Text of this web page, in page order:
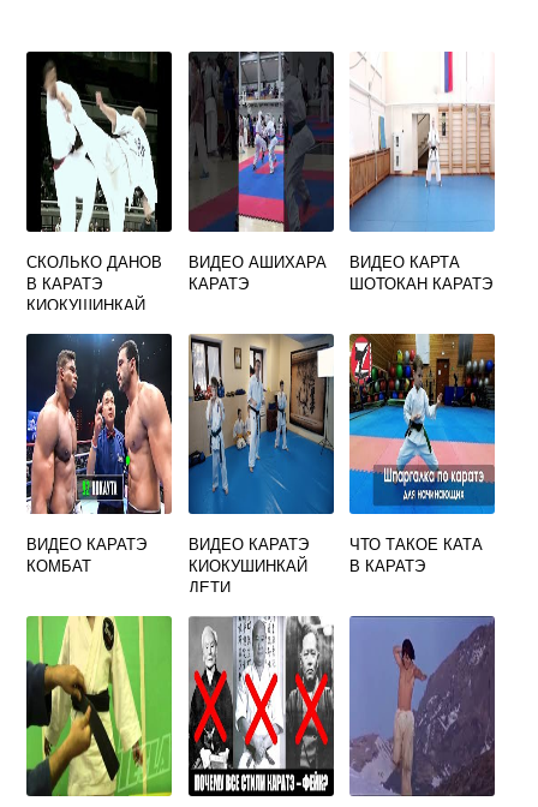
СКОЛЬКО ДАНОВ
В КАРАТЭ
КИОКУШИНКАЙ
ВИДЕО АШИХАРА
КАРАТЭ
ВИДЕО КАРТА
ШОТОКАН КАРАТЭ
ВИДЕО КАРАТЭ
КОМБАТ
ВИДЕО КАРАТЭ
КИОКУШИНКАЙ
ДЕТИ
ЧТО ТАКОЕ КАТА
В КАРАТЭ